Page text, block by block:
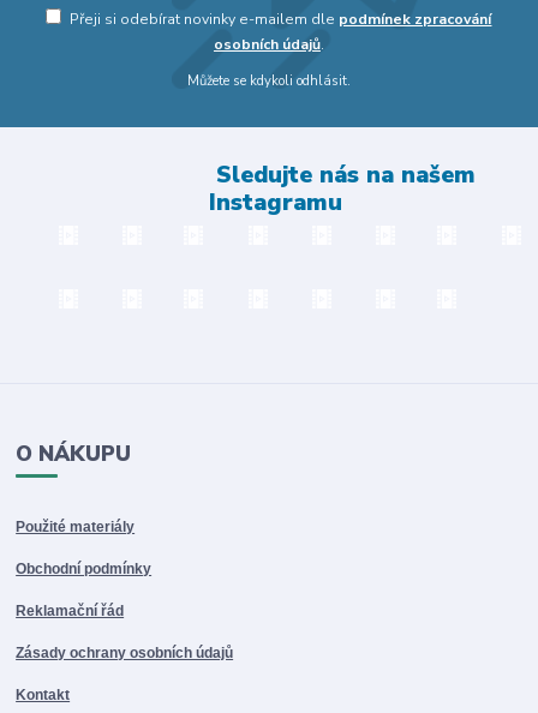
Přeji si odebírat novinky e-mailem dle podmínek zpracování
osobních údajů.
Můžete se kdykoli odhlásit.
Sledujte nás na našem
Instagramu
O NÁKUPU
Použité materiály
Obchodní podmínky
Reklamační řád
Zásady ochrany osobních údajů
Kontakt